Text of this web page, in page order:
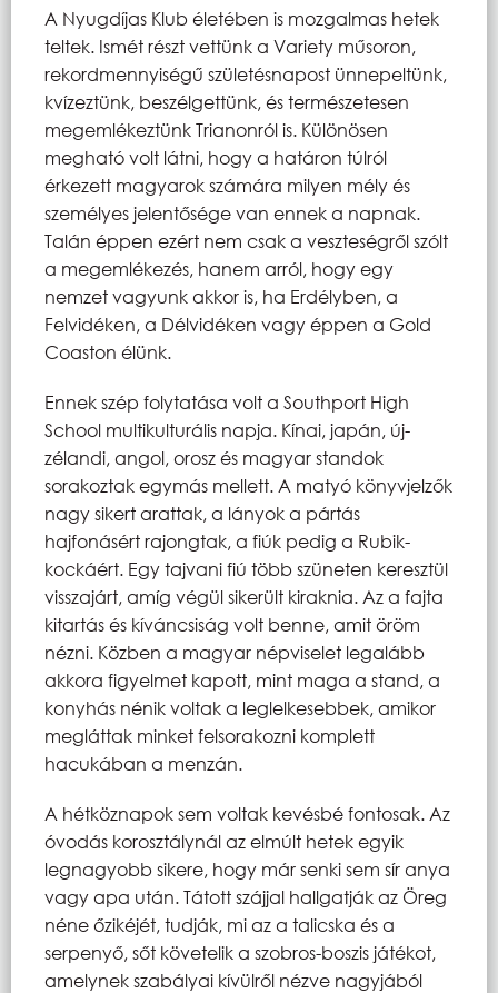
A Nyugdíjas Klub életében is mozgalmas hetek
teltek. Ismét részt vettünk a Variety műsoron,
rekordmennyiségű születésnapost ünnepeltünk,
kvízeztünk, beszélgettünk, és természetesen
megemlékeztünk Trianonról is. Különösen
megható volt látni, hogy a határon túlról
érkezett magyarok számára milyen mély és
személyes jelentősége van ennek a napnak.
Talán éppen ezért nem csak a veszteségről szólt
a megemlékezés, hanem arról, hogy egy
nemzet vagyunk akkor is, ha Erdélyben, a
Felvidéken, a Délvidéken vagy éppen a Gold
Coaston élünk.
Ennek szép folytatása volt a Southport High
School multikulturális napja. Kínai, japán, új-
zélandi, angol, orosz és magyar standok
sorakoztak egymás mellett. A matyó könyvjelzők
nagy sikert arattak, a lányok a pártás
hajfonásért rajongtak, a fiúk pedig a Rubik-
kockáért. Egy tajvani fiú több szüneten keresztül
visszajárt, amíg végül sikerült kiraknia. Az a fajta
kitartás és kíváncsiság volt benne, amit öröm
nézni. Közben a magyar népviselet legalább
akkora figyelmet kapott, mint maga a stand, a
konyhás nénik voltak a leglelkesebbek, amikor
megláttak minket felsorakozni komplett
hacukában a menzán.
A hétköznapok sem voltak kevésbé fontosak. Az
óvodás korosztálynál az elmúlt hetek egyik
legnagyobb sikere, hogy már senki sem sír anya
vagy apa után. Tátott szájjal hallgatják az Öreg
néne őzikéjét, tudják, mi az a talicska és a
serpenyő, sőt követelik a szobros-boszis játékot,
amelynek szabályai kívülről nézve nagyjából